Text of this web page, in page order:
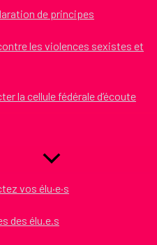
de principes
les violences sexistes et
la cellule fédérale d’écoute
vos élu·e·s
des élu.e.s